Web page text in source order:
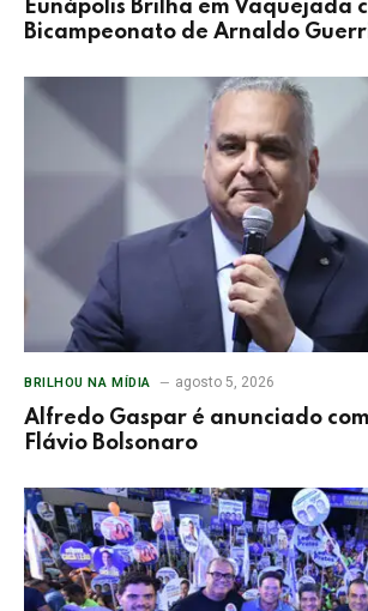
Eunápolis Brilha em Vaquejada
Bicampeonato de Arnaldo
BRILHOU NA MÍDIA agosto 5, 2026
Alfredo Gaspar é anunciado
Flávio Bolsonaro